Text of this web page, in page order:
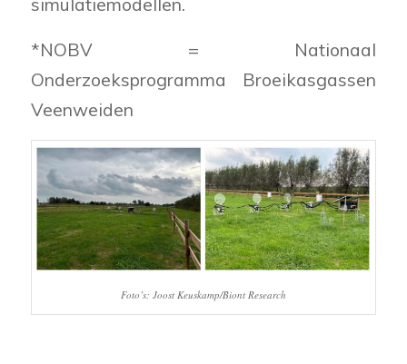
*NOBV = Nationaal
Onderzoeksprogramma Broeikasgassen
Veenweiden
Foto’s: Joost Keuskamp/Biont Research